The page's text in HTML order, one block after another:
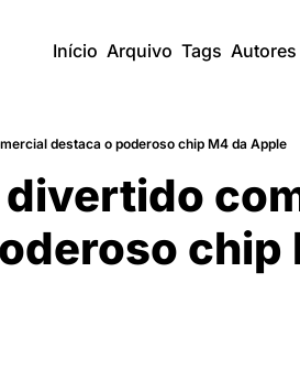
Início Arquivo Tags Autores
destaca o poderoso chip M4 da Apple
divertido
chip